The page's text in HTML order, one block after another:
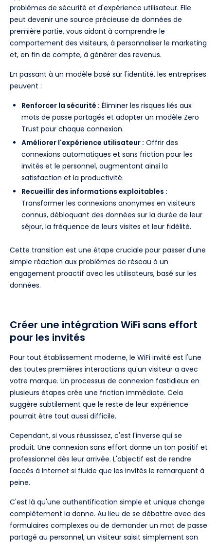
problèmes de sécurité et d'expérience utilisateur. Elle
peut devenir une source précieuse de données de
première partie, vous aidant à comprendre le
comportement des visiteurs, à personnaliser le marketing
et, en fin de compte, à générer des revenus.
En passant à un modèle basé sur l'identité, les entreprises
peuvent :
Renforcer la sécurité : Éliminer les risques liés aux
mots de passe partagés et adopter un modèle Zero
Trust pour chaque connexion.
Améliorer l'expérience utilisateur : Offrir des
connexions automatiques et sans friction pour les
invités et le personnel, augmentant ainsi la
satisfaction et la productivité.
Recueillir des informations exploitables :
Transformer les connexions anonymes en visiteurs
connus, débloquant des données sur la durée de leur
séjour, la fréquence de leurs visites et leur fidélité.
Cette transition est une étape cruciale pour passer d'une
simple réaction aux problèmes de réseau à un
engagement proactif avec les utilisateurs, basé sur les
données.
Créer une intégration WiFi sans effort
pour les invités
Pour tout établissement moderne, le WiFi invité est l'une
des toutes premières interactions qu'un visiteur a avec
votre marque. Un processus de connexion fastidieux en
plusieurs étapes crée une friction immédiate. Cela
suggère subtilement que le reste de leur expérience
pourrait être tout aussi difficile.
Cependant, si vous réussissez, c'est l'inverse qui se
produit. Une connexion sans effort donne un ton positif et
professionnel dès leur arrivée. L'objectif est de rendre
l'accès à Internet si fluide que les invités le remarquent à
peine.
C'est là qu'une authentification simple et unique change
complètement la donne. Au lieu de se débattre avec des
formulaires complexes ou de demander un mot de passe
partagé au personnel, un visiteur saisit simplement son